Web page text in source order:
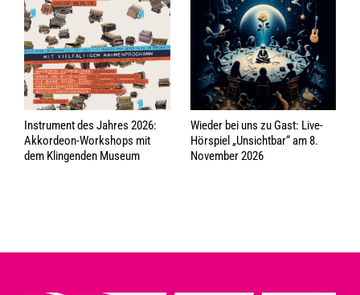
Instrument des Jahres 2026:
Akkordeon-Workshops mit
dem Klingenden Museum
Wieder bei uns zu Gast: Live-
Hörspiel „Unsichtbar“ am 8.
November 2026